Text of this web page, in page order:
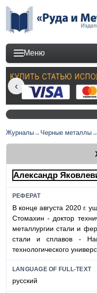
Меню
Журналы→ Черные металлы→
Александр
РЕФЕРАТ
В конце августа 2020 г.
Стомахин - доктор
металлургии стали и
стали и сплавов -
технологического
LANGUAGE OF FULL-TEXT
русский